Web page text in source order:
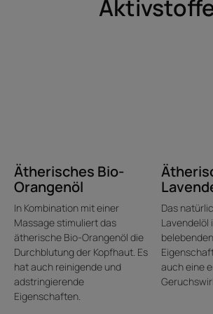
Wirksamkeit der ätherischen Öle auf
Belebender, energieverleihender Duft
Kraft.
Nutzen
• Stimuliert die Kopfhaut: Dieses
fördert die Mikrozirkulation durch
bringt die Kopfhaut ins Gleichgewicht,
Ätherisches Bio-
Orangenöl
In Kombination mit einer
Massage stimuliert das
ätherische Bio-Orangenöl die
Durchblutung der Kopfhaut. Es
hat auch reinigende und
adstringierende
Eigenschaften.
Das
Lavendelöl
auch eine